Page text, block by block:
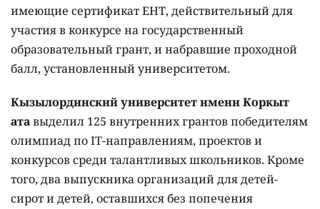
имеющие сертификат ЕНТ, действительный для
участия в конкурсе на государственный
образовательный грант, и набравшие проходной
балл, установленный университетом.
Кызылординский университет имени Коркыт
атавыделил 125 внутренних грантов победителям
олимпиад по IT-направлениям, проектов и
конкурсов среди талантливых школьников. Кроме
того, два выпускника организаций для детей-
сирот и детей, оставшихся без попечения